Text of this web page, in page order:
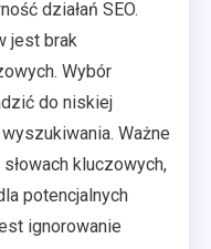
działań SEO.
jest brak
Wybór
do niskiej
Ważne
kluczowych,
potencjalnych
ignorowanie